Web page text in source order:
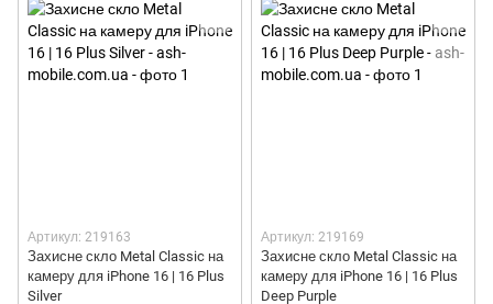
Артикул: 219163
Захисне скло Metal Classic на
камеру для iPhone 16 | 16 Plus
Silver
Артикул: 219169
Захисне скло Metal Classic на
камеру для iPhone 16 | 16 Plus
Deep Purple